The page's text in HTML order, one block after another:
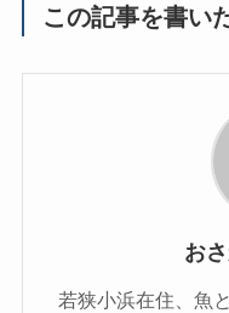
この記事を書い
お
若狭小浜在住、魚